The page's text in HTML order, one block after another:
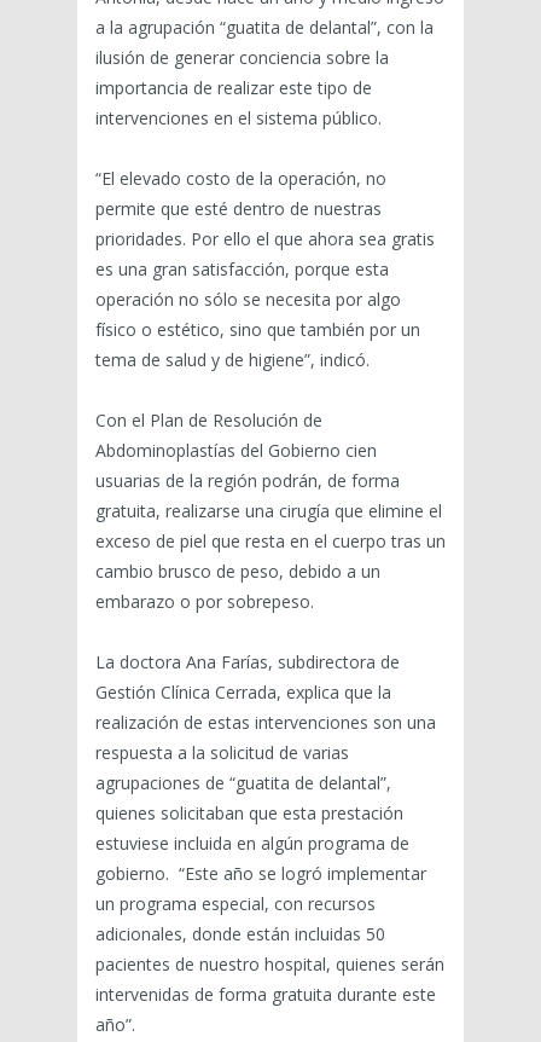
a la agrupación “guatita de delantal”, con la
ilusión de generar conciencia sobre la
importancia de realizar este tipo de
intervenciones en el sistema público.
“El elevado costo de la operación, no
permite que esté dentro de nuestras
prioridades. Por ello el que ahora sea gratis
es una gran satisfacción, porque esta
operación no sólo se necesita por algo
físico o estético, sino que también por un
tema de salud y de higiene”, indicó.
Con el Plan de Resolución de
Abdominoplastías del Gobierno cien
usuarias de la región podrán, de forma
gratuita, realizarse una cirugía que elimine el
exceso de piel que resta en el cuerpo tras un
cambio brusco de peso, debido a un
embarazo o por sobrepeso.
La doctora Ana Farías, subdirectora de
Gestión Clínica Cerrada, explica que la
realización de estas intervenciones son una
respuesta a la solicitud de varias
agrupaciones de “guatita de delantal”,
quienes solicitaban que esta prestación
estuviese incluida en algún programa de
gobierno. “Este año se logró implementar
un programa especial, con recursos
adicionales, donde están incluidas 50
pacientes de nuestro hospital, quienes serán
intervenidas de forma gratuita durante este
año”.